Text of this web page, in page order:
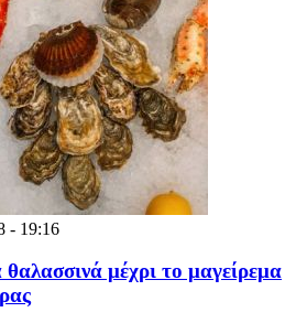
- 19:16
μέχρι το μαγείρεμα